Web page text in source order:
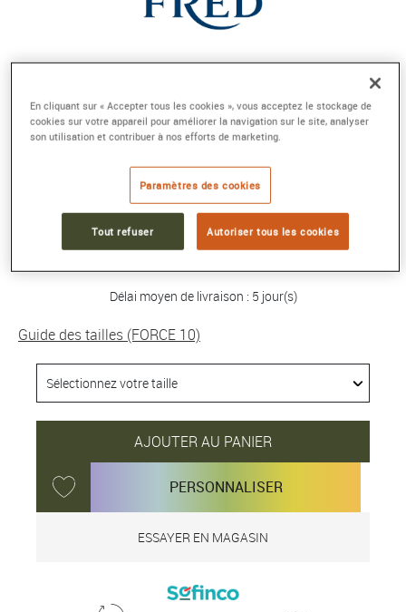
Moyen modèle or jaune 750/1000e et
diamants
Référence :0B0071-6B1206
Collection :FORCE 10
4 540 €
Délai moyen de livraison : 5 jour(s)
Guide des tailles (FORCE 10)
AJOUTER AU PANIER
PERSONNALISER
ESSAYER EN MAGASIN
En cliquant sur « Accepter tous les cookies », vous acceptez le stockage de
cookies sur votre appareil pour améliorer la navigation sur le site, analyser
son utilisation et contribuer à nos efforts de marketing.
Paramètres des cookies
Tout refuser Autoriser tous les cookies